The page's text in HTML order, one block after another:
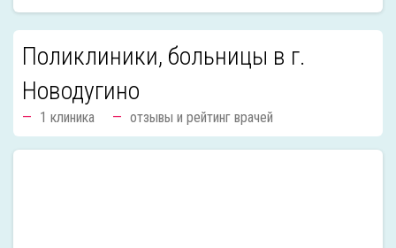
Поликлиники, больницы в г.
Новодугино
1 клиника отзывы и рейтинг врачей